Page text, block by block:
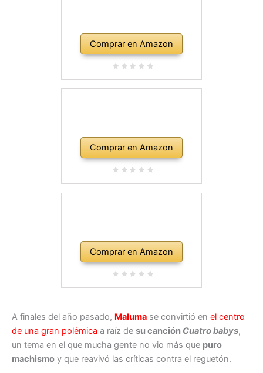
Comprar en Amazon
Comprar en Amazon
Comprar en Amazon
A finales del año pasado, Maluma se convirtió en el centro
de una gran polémica a raíz de su canción Cuatro babys,
un tema en el que mucha gente no vio más que puro
machismo y que reavivó las críticas contra el reguetón.